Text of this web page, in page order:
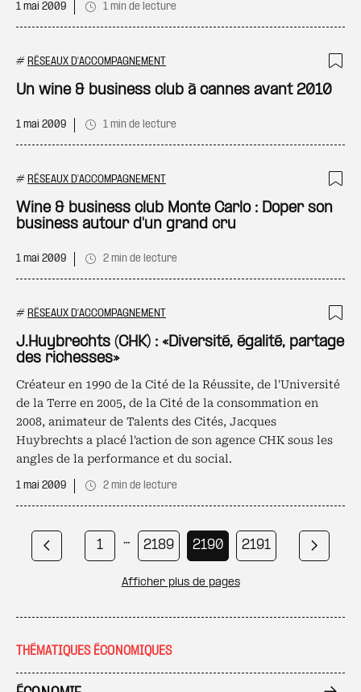
1 mai 2009 1 min de lecture
# RÉSEAUX D'ACCOMPAGNEMENT
Un wine & business club à cannes avant 2010
1 mai 2009 1 min de lecture
# RÉSEAUX D'ACCOMPAGNEMENT
Wine & business club Monte Carlo : Doper son
business autour d'un grand cru
1 mai 2009 2 min de lecture
# RÉSEAUX D'ACCOMPAGNEMENT
J.Huybrechts (CHK) : «Diversité, égalité, partage
des richesses»
Créateur en 1990 de la Cité de la Réussite, de l'Université
de la Terre en 2005, de la Cité de la consommation en
2008, animateur de Talents des Cités, Jacques
Huybrechts a placé l'action de son agence CHK sous les
angles de la performance et du social.
1 mai 2009 2 min de lecture
Pagination
Page précédente Page
Page courante
1 … Page
2189 Page
2190 Page
2191
Page
2200 Page
2210 … Page
2231
Afficher plus de pages
THÉMATIQUES ÉCONOMIQUES